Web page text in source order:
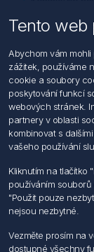
Hledat
Dodržování
Zásady
Podmínky
Všeobecné
Informace o
Můj účet
Můj účet
Objednávky
Adresy
Tento web
Abychom vám
zážitek, používáme
cookie a soubory
poskytování funkcí
webových stránek.
partnery v oblasti
kombinovat s
vašeho používání
Kliknutím na tlačítko
používáním
"Použit pouze
nejsou nezbytné.
Vezměte prosím na
dostupné všechny